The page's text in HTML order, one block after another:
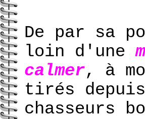
De par sa
loin d'une
calmer, à
tirés
chasseurs